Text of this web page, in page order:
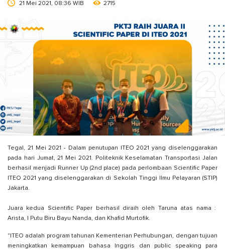
21 Mei 2021, 08:36 WIB 2715
Tegal, 21 Mei 2021 - Dalam penutupan ITEO 2021 yang diselenggarakan
pada hari Jumat, 21 Mei 2021. Politeknik Keselamatan Transportasi Jalan
berhasil menjadi Runner Up (2nd place) pada perlombaan Scientific Paper
ITEO 2021 yang diselenggarakan di Sekolah Tinggi Ilmu Pelayaran (STIP)
Jakarta.
Juara kedua Scientific Paper berhasil diraih oleh Taruna atas nama :
Arista, I Putu Biru Bayu Nanda, dan Khafid Murtofik.
"ITEO adalah program tahunan Kementerian Perhubungan, dengan tujuan
meningkatkan kemampuan bahasa Inggris dan public speaking para